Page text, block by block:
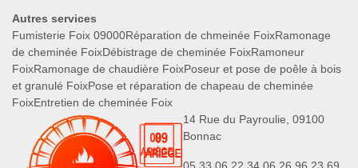
Autres services
Fumisterie Foix 09000Réparation de chmeinée FoixRamonage
de cheminée FoixDébistrage de cheminée FoixRamoneur
FoixRamonage de chaudière FoixPoseur et pose de poêle à bois
et granulé FoixPose et réparation de chapeau de cheminée
FoixEntretien de cheminée Foix
14 Rue du Payroulie, 09100
Bonnac